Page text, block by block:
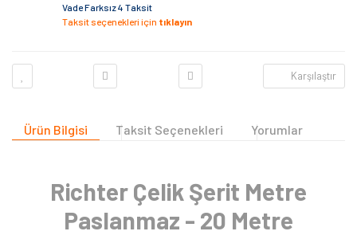
Vade Farksız 4 Taksit
Taksit seçenekleri için tıklayın
Karşılaştır
Ürün Bilgisi Taksit Seçenekleri Yorumlar
Richter Çelik Şerit Metre
Paslanmaz - 20 Metre